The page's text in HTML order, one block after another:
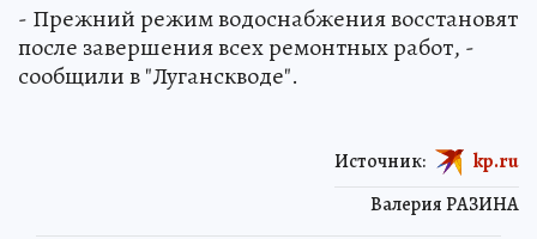
- Прежний режим водоснабжения восстановят
после завершения всех ремонтных работ, -
сообщили в "Луганскводе".
Валерия РАЗИНА
Источник: kp.ru